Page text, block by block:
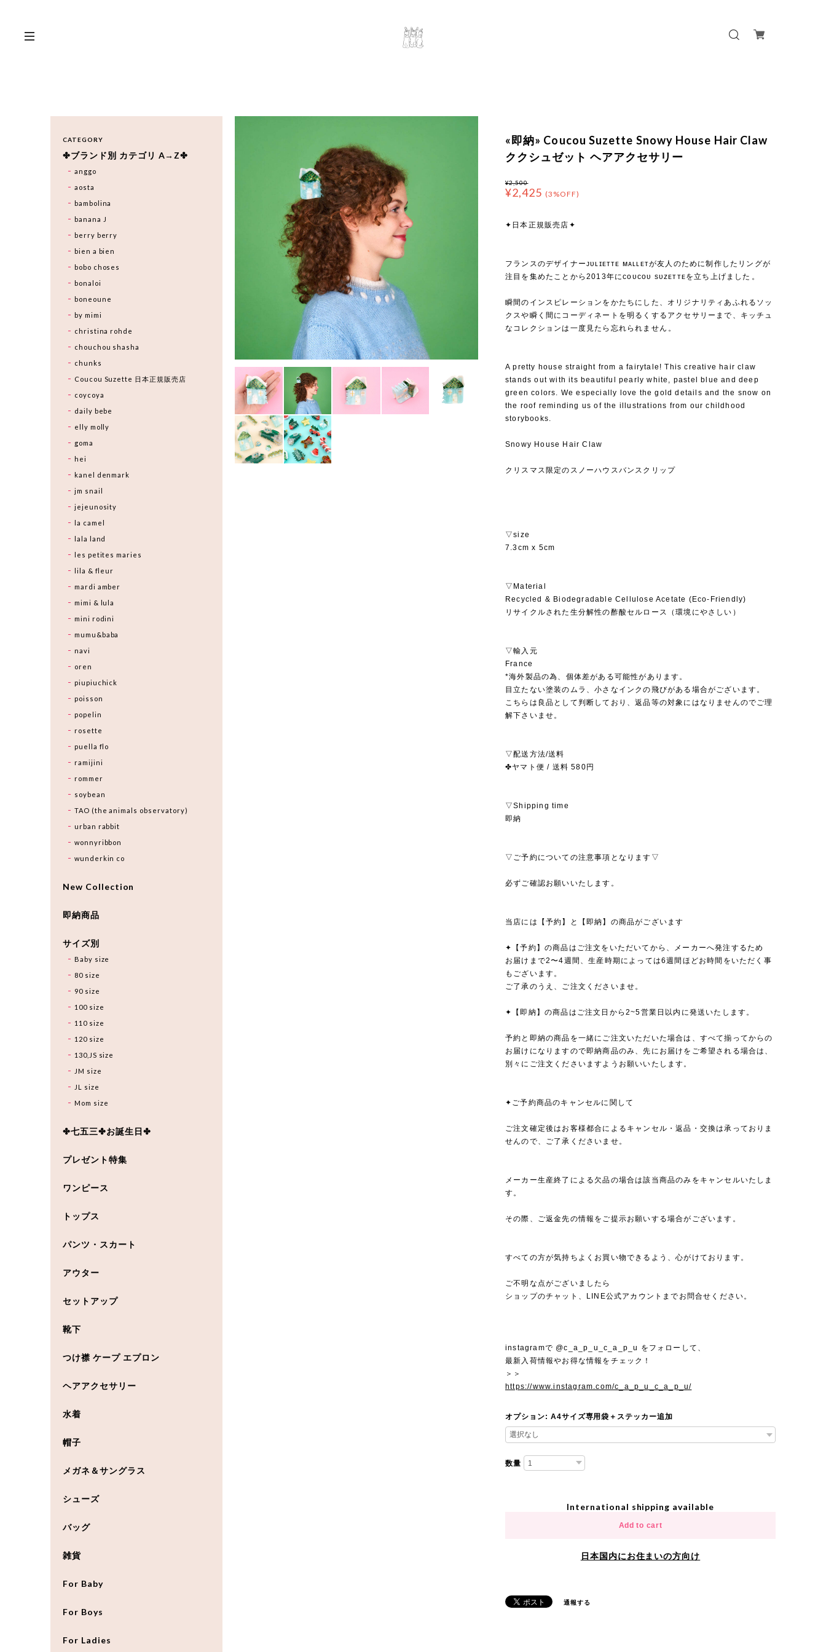
«即納» Coucou Suzette Snowy House Hair Claw
ククシュゼット ヘアアクセサリー
¥2,500
¥2,425 (3%OFF)
✦日本正規販売店✦
フランスのデザイナーᴊᴜʟɪᴇᴛᴛᴇ ᴍᴀʟʟᴇᴛが友人のために制作したリングが
注目を集めたことから2013年にᴄᴏᴜᴄᴏᴜ sᴜᴢᴇᴛᴛᴇを立ち上げました⁡。
瞬間のインスピレーションをかたちにした、オリジナリティあふれるソッ
クスや瞬く間にコーディネートを明るくするアクセサリーまで、キッチュ
なコレクションは一度見たら忘れられません⁡。
A pretty house straight from a fairytale! This creative hair claw
stands out with its beautiful pearly white, pastel blue and deep
green colors. We especially love the gold details and the snow on
the roof reminding us of the illustrations from our childhood
storybooks.
Snowy House Hair Claw
クリスマス限定のスノーハウスバンスクリップ
▽size
7.3cm x 5cm
▽Material
Recycled & Biodegradable Cellulose Acetate (Eco-Friendly)
リサイクルされた生分解性の酢酸セルロース（環境にやさしい）
▽輸入元
France
*海外製品の為、個体差がある可能性があります。
目立たない塗装のムラ、小さなインクの飛びがある場合がございます。
こちらは良品として判断しており、返品等の対象にはなりませんのでご理
解下さいませ。
▽配送方法/送料
✤ヤマト便 / 送料 580円
▽Shipping time
即納
▽ご予約についての注意事項となります▽
必ずご確認お願いいたします。
当店には【予約】と【即納】の商品がございます
✦【予約】の商品はご注文をいただいてから、メーカーへ発注するため
お届けまで2〜4週間、生産時期によっては6週間ほどお時間をいただく事
もございます。
ご了承のうえ、ご注文くださいませ。
✦【即納】の商品はご注文日から2~5営業日以内に発送いたします。
予約と即納の商品を一緒にご注文いただいた場合は、すべて揃ってからの
お届けになりますので即納商品のみ、先にお届けをご希望される場合は、
別々にご注文くださいますようお願いいたします。
✦ご予約商品のキャンセルに関して
ご注文確定後はお客様都合によるキャンセル・返品・交換は承っておりま
せんので、ご了承くださいませ。
メーカー生産終了による欠品の場合は該当商品のみをキャンセルいたしま
す。
その際、ご返金先の情報をご提示お願いする場合がございます。
すべての方が気持ちよくお買い物できるよう、心がけております。
ご不明な点がございましたら
ショップのチャット、LINE公式アカウントまでお問合せください。
instagramで @c_a_p_u_c_a_p_u をフォローして、
最新入荷情報やお得な情報をチェック！
＞＞
https://www.instagram.com/c_a_p_u_c_a_p_u/
オプション: A4サイズ専用袋＋ステッカー追加
数量
International shipping available
Add to cart
日本国内にお住まいの方向け
通報する
CATEGORY
✤ブランド別 カテゴリ A→Z✤
anggo
aosta
bambolina
banana J
berry berry
bien a bien
bobo choses
bonaloi
boneoune
by mimi
christina rohde
chouchou shasha
chunks
Coucou Suzette 日本正規販売店
coycoya
daily bebe
elly molly
goma
hei
kanel denmark
jm snail
jejeunosity
la camel
lala land
les petites maries
lila & fleur
mardi amber
mimi & lula
mini rodini
mumu&baba
navi
oren
piupiuchick
poisson
popelin
rosette
puella flo
ramijini
rommer
soybean
TAO (the animals observatory)
urban rabbit
wonnyribbon
wunderkin co
New Collection
即納商品
サイズ別
Baby size
80 size
90 size
100 size
110 size
120 size
130,JS size
JM size
JL size
Mom size
✤七五三✤お誕生日✤
プレゼント特集
ワンピース
トップス
パンツ・スカート
アウター
セットアップ
靴下
つけ襟 ケープ エプロン
ヘアアクセサリー
水着
帽子
メガネ＆サングラス
シューズ
バッグ
雑貨
For Baby
For Boys
For Ladies